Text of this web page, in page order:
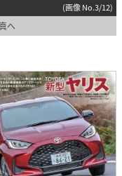
(画像 No.3/12)
へ